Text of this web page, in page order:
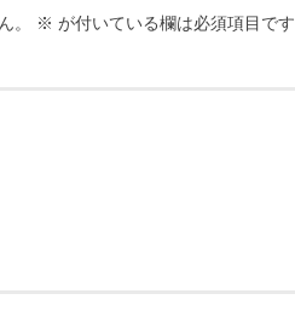
。 ※ が付いている欄は必須項目です